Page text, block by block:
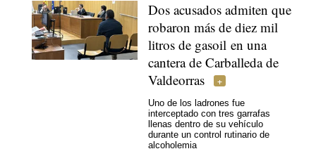
Dos acusados admiten que
robaron más de diez mil
litros de gasoil en una
cantera de Carballeda de
Valdeorras
Uno de los ladrones fue
interceptado con tres garrafas
llenas dentro de su vehículo
durante un control rutinario de
alcoholemia